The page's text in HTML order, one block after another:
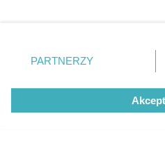
Żaden utwór zamieszczony w
zmienić/wycofać klikając
znajdujący się w lewym
rodzaje przetwarzania danych
użytkownika, ale masz prawo
przetwarzaniu. Preferencje
PARTNERZY